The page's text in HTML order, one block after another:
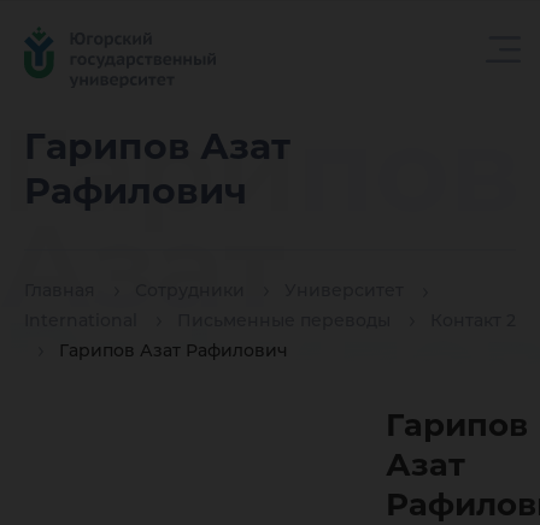
Гарипов Азат
Рафилович
Гарипов Азат Рафилович
Гарипов
Гарипов
Азат